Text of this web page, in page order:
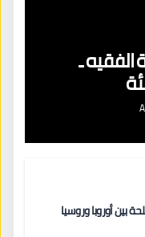
الفقيه ـ
بين أوروبا وروسيا